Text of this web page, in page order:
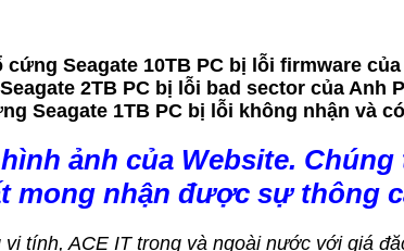
Seagate 10TB PC bị lỗi firmware
2TB PC bị lỗi bad sector của Anh
Seagate 1TB PC bị lỗi không nhận và
ảnh của Website.
mong nhận được sự thông
tính, ACE IT trong và ngoài nước với giá